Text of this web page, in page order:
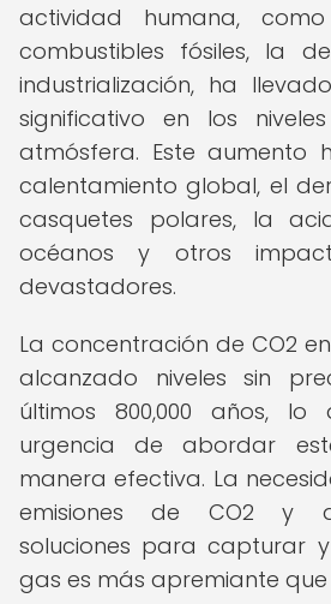
actividad humana,
combustibles fósiles, la
industrialización, ha
significativo en los
atmósfera. Este aumento
calentamiento global, el
casquetes polares, la
océanos y otros
devastadores.
La concentración de CO2
alcanzado niveles sin
últimos 800,000 años,
urgencia de abordar
manera efectiva. La
emisiones de CO2 y
soluciones para capturar
gas es más apremiante que